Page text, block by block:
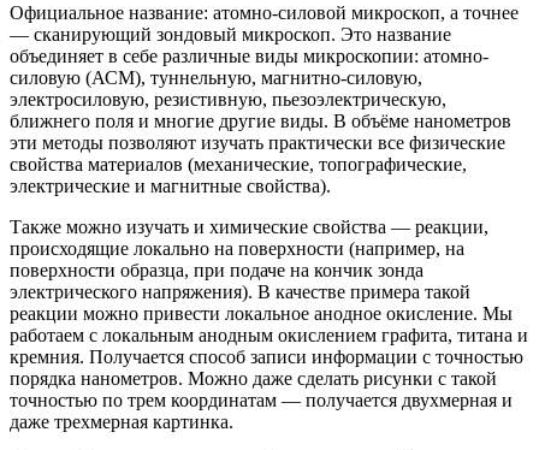
Официальное название: атомно-силовой микроскоп, а точнее
— сканирующий зондовый микроскоп. Это название
объединяет в себе различные виды микроскопии: атомно-
силовую (АСМ), туннельную, магнитно-силовую,
электросиловую, резистивную, пьезоэлектрическую,
ближнего поля и многие другие виды. В объёме нанометров
эти методы позволяют изучать практически все физические
свойства материалов (механические, топографические,
электрические и магнитные свойства).
Также можно изучать и химические свойства — реакции,
происходящие локально на поверхности (например, на
поверхности образца, при подаче на кончик зонда
электрического напряжения). В качестве примера такой
реакции можно привести локальное анодное окисление. Мы
работаем с локальным анодным окислением графита, титана и
кремния. Получается способ записи информации с точностью
порядка нанометров. Можно даже сделать рисунки с такой
точностью по трем координатам — получается двухмерная и
даже трехмерная картинка.